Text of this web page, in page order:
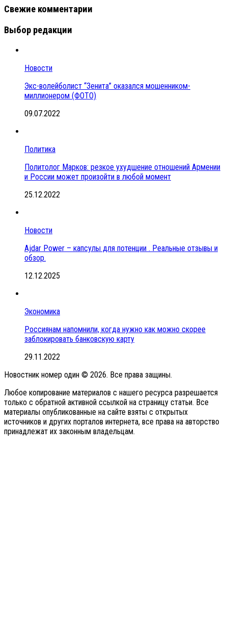
Свежие комментарии
Выбор редакции
Новости
Экс-волейболист “Зенита” оказался мошенником-
миллионером (ФОТО)
09.07.2022
Политика
Политолог Марков: резкое ухудшение отношений Армении
и России может произойти в любой момент
25.12.2022
Новости
Ajdar Power – капсулы для потенции . Реальные отзывы и
обзор.
12.12.2025
Экономика
Россиянам напомнили, когда нужно как можно скорее
заблокировать банковскую карту
29.11.2022
Новостник номер один © 2026. Все права защины.
Любое копирование материалов с нашего ресурса разрешается
только с обратной активной ссылкой на страницу статьи. Все
материалы опубликованные на сайте взяты с открытых
источников и других порталов интернета, все права на авторство
принадлежат их законным владельцам.